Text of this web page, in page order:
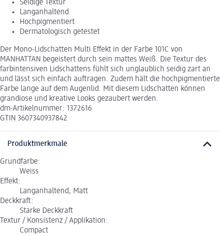
Seidige Textur
Langanhaltend
Hochpigmentiert
Dermatologisch getestet
Der Mono-Lidschatten Multi Effekt in der Farbe 101C von
MANHATTAN begeistert durch sein mattes Weiß. Die Textur des
farbintensiven Lidschattens fühlt sich unglaublich seidig zart an
und lässt sich einfach auftragen. Zudem hält die hochpigmentierte
Farbe lange auf dem Augenlid. Mit diesem Lidschatten können
grandiose und kreative Looks gezaubert werden.
dm-Artikelnummer: 1372616
GTIN 3607340937842
Produktmerkmale
Grundfarbe:
Weiss
Effekt:
Langanhaltend, Matt
Deckkraft:
Starke Deckkraft
Textur / Konsistenz / Applikation:
Compact